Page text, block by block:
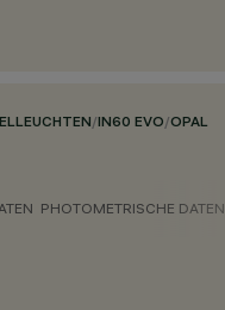
/IN60 EVO/OPAL
PHOTOMETRISCHE DATEN